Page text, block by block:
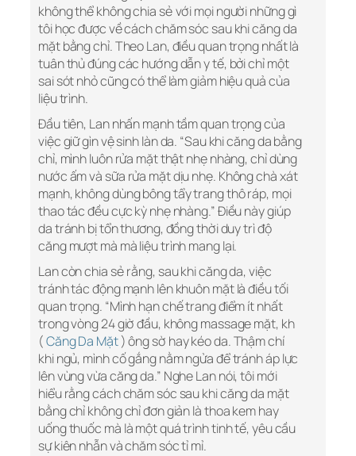
không thể không chia sẻ với mọi người những gì
tôi học được về cách chăm sóc sau khi căng da
mặt bằng chỉ. Theo Lan, điều quan trọng nhất là
tuân thủ đúng các hướng dẫn y tế, bởi chỉ một
sai sót nhỏ cũng có thể làm giảm hiệu quả của
liệu trình.
Đầu tiên, Lan nhấn mạnh tầm quan trọng của
việc giữ gìn vệ sinh làn da. “Sau khi căng da bằng
chỉ, mình luôn rửa mặt thật nhẹ nhàng, chỉ dùng
nước ấm và sữa rửa mặt dịu nhẹ. Không chà xát
mạnh, không dùng bông tẩy trang thô ráp, mọi
thao tác đều cực kỳ nhẹ nhàng.” Điều này giúp
da tránh bị tổn thương, đồng thời duy trì độ
căng mượt mà mà liệu trình mang lại.
Lan còn chia sẻ rằng, sau khi căng da, việc
tránh tác động mạnh lên khuôn mặt là điều tối
quan trọng. “Mình hạn chế trang điểm ít nhất
trong vòng 24 giờ đầu, không massage mặt, kh
(Căng Da Mặt) ông sờ hay kéo da. Thậm chí
khi ngủ, mình cố gắng nằm ngửa để tránh áp lực
lên vùng vừa căng da.” Nghe Lan nói, tôi mới
hiểu rằng cách chăm sóc sau khi căng da mặt
bằng chỉ không chỉ đơn giản là thoa kem hay
uống thuốc mà là một quá trình tinh tế, yêu cầu
sự kiên nhẫn và chăm sóc tỉ mỉ.